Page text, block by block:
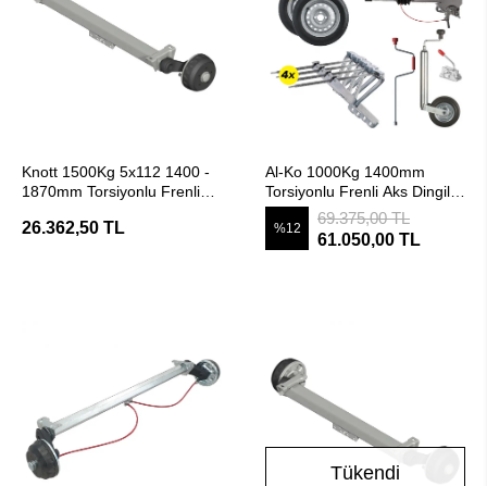
Knott 1500Kg 5x112 1400 -
1870mm Torsiyonlu Frenli
26.362,50 TL
Al-Ko 1000Kg 1400mm
Torsiyonlu Frenli Aks Dingil
Seti
%12
69.375,00 TL
61.050,00 TL
Tükendi